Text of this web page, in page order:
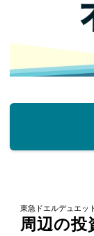
東急ドエルデュエッ
周辺の投